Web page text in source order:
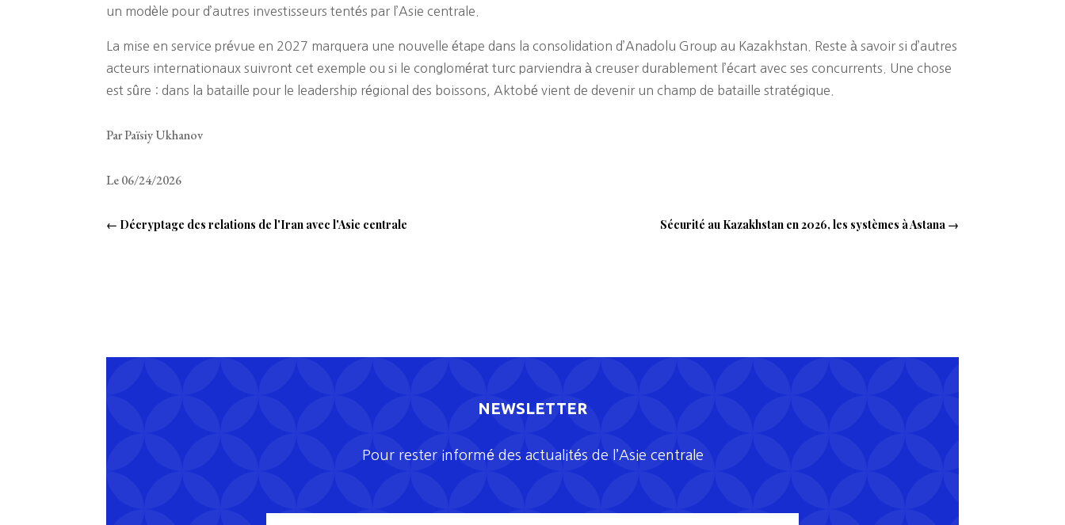
un modèle pour d’autres investisseurs tentés par l’Asie centrale.
La mise en service prévue en 2027 marquera une nouvelle étape dans la consolidation d’Anadolu Group au Kazakhstan. Reste à savoir si d’autres
acteurs internationaux suivront cet exemple ou si le conglomérat turc parviendra à creuser durablement l’écart avec ses concurrents. Une chose
est sûre : dans la bataille pour le leadership régional des boissons, Aktobé vient de devenir un champ de bataille stratégique.
Par Païsiy Ukhanov
Le 06/24/2026
← Décryptage des relations de l'Iran avec l'Asie centrale Sécurité au Kazakhstan en 2026, les systèmes à Astana→
NEWSLETTER
Pour rester informé des actualités de l’Asie centrale